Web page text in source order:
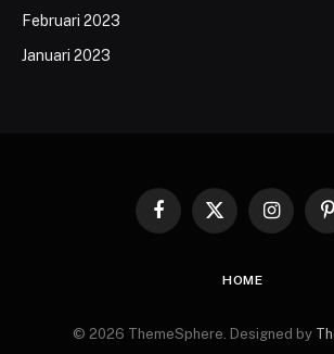
Februari 2023
Januari 2023
Facebook
X
Instagram
HOME
© 2026 ThemeSphere. Designed by